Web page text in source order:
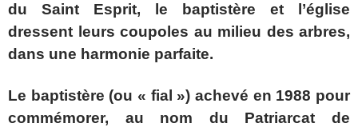
du Saint Esprit, le baptistère et l’église
dressent leurs coupoles au milieu des arbres,
dans une harmonie parfaite.
Le baptistère (ou « fial ») achevé en 1988 pour
commémorer, au nom du Patriarcat de